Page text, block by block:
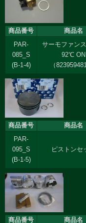
商品番号 商品名
PAR-
085_S
(B-1-4)
サーモファン
92℃ ON
（
商品番号 商品名
PAR-
095_S
(B-1-5)
ピストンセ
商品番号 商品名